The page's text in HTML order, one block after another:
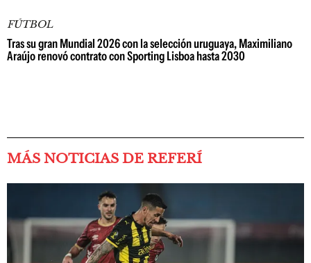
FÚTBOL
Tras su gran Mundial 2026 con la selección uruguaya, Maximiliano
Araújo renovó contrato con Sporting Lisboa hasta 2030
MÁS NOTICIAS DE REFERÍ